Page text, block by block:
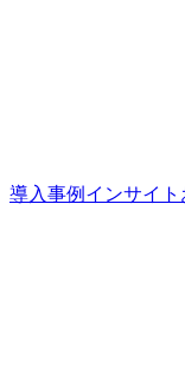
導入事例 インサイト